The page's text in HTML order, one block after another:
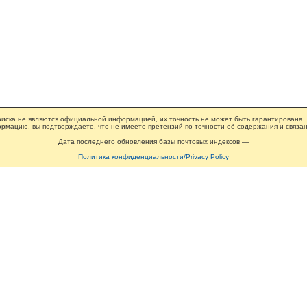
не являются официальной информацией, их точность не может быть гарантирована.
вы подтверждаете, что не имеете претензий по точности её содержания и
Дата последнего обновления базы почтовых индексов —
Политика конфиденциальности/Privacy Policy